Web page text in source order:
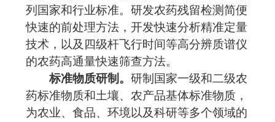
列国家和行业标准。研发农药残留检测简便
快速的前处理方法，开发快速分析精准定量
技术，以及四级杆飞行时间等高分辨质谱仪
的农药高通量快速筛查方法。
标准物质研制。 研制国家一级和二级农
药标准物质和土壤、农产品基体标准物质，
为农业、食品、环境以及科研等多个领域的